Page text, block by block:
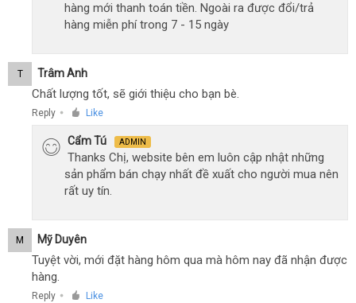
hàng mới thanh toán tiền. Ngoài ra được đổi/trả
hàng miễn phí trong 7 - 15 ngày
T Trâm Anh
Chất lượng tốt, sẽ giới thiệu cho bạn bè.
Reply ● Like
Cẩm Tú ADMIN
Thanks Chị, website bên em luôn cập nhật những
sản phẩm bán chạy nhất đề xuất cho người mua nên
rất uy tín.
M Mỹ Duyên
Tuyệt vời, mới đặt hàng hôm qua mà hôm nay đã nhận được
hàng.
Reply ● Like